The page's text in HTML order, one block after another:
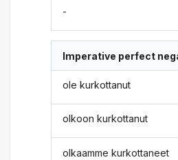
-
Imperative perfect
ole kurkottanut
olkoon kurkottanut
olkaamme kurkottaneet